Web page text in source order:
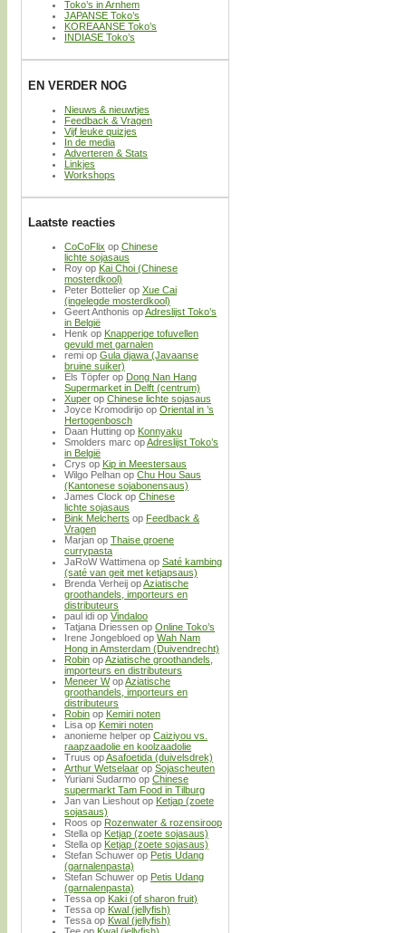
Toko’s in Arnhem
JAPANSE Toko’s
KOREAANSE Toko’s
INDIASE Toko’s
EN VERDER NOG
Nieuws & nieuwtjes
Feedback & Vragen
Vijf leuke quizjes
In de media
Adverteren & Stats
Linkjes
Workshops
Laatste reacties
CoCoFlix op Chinese
lichte sojasaus
Roy op Kai Choi (Chinese
mosterdkool)
Peter Bottelier op Xue Cai
(ingelegde mosterdkool)
Geert Anthonis opAdreslijst Toko’s
in België
Henk op Knapperige tofuvellen
gevuld met garnalen
remi op Gula djawa (Javaanse
bruine suiker)
Els Töpfer op Dong Nan Hang
Supermarket in Delft (centrum)
Xuper op Chinese lichte sojasaus
Joyce Kromodirijo op Oriental in ’s
Hertogenbosch
Daan Hutting op Konnyaku
Smolders marc opAdreslijst Toko’s
in België
Crys op Kip in Meestersaus
Wilgo Pelhan op Chu Hou Saus
(Kantonese sojabonensaus)
James Clock op Chinese
lichte sojasaus
Bink Melcherts op Feedback &
Vragen
Marjan op Thaise groene
currypasta
JaRoW Wattimena op Saté kambing
(saté van geit met ketjapsaus)
Brenda Verheij opAziatische
groothandels, importeurs en
distributeurs
paul idi op Vindaloo
Tatjana Driessen op Online Toko’s
Irene Jongebloed op Wah Nam
Hong in Amsterdam (Duivendrecht)
Robin opAziatische groothandels,
importeurs en distributeurs
Meneer WopAziatische
groothandels, importeurs en
distributeurs
Robin op Kemiri noten
Lisa op Kemiri noten
anonieme helper op Caiziyou vs.
raapzaadolie en koolzaadolie
Truus opAsafoetida (duivelsdrek)
Arthur Wetselaar op Sojascheuten
Yuriani Sudarmo op Chinese
supermarkt Tam Food in Tilburg
Jan van Lieshout op Ketjap (zoete
sojasaus)
Roos op Rozenwater & rozensiroop
Stella op Ketjap (zoete sojasaus)
Stella op Ketjap (zoete sojasaus)
Stefan Schuwer op Petis Udang
(garnalenpasta)
Stefan Schuwer op Petis Udang
(garnalenpasta)
Tessa op Kaki (of sharon fruit)
Tessa op Kwal (jellyfish)
Tessa op Kwal (jellyfish)